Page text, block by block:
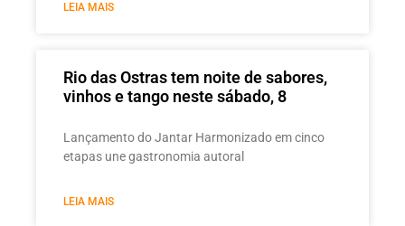
LEIA MAIS
Rio das Ostras tem noite de sabores,
vinhos e tango neste sábado, 8
Lançamento do Jantar Harmonizado em cinco
etapas une gastronomia autoral
LEIA MAIS